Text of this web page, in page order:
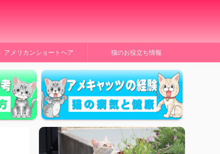
アメリカンショートヘア 猫のお役立ち情報